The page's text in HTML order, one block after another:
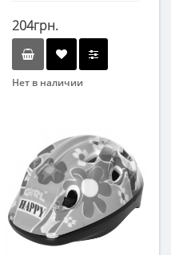
204грн.
Нет в наличии
Аксессуары
Материал
Комбинированный